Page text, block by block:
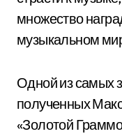
множество
музыкальном
Одной из самых
полученных
«Золотой